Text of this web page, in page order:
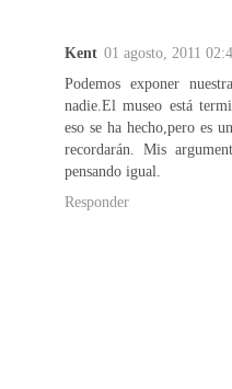
Kent 01 agosto, 2011
Podemos exponer
nadie.El museo está
eso se ha hecho,pero es
recordarán. Mis
pensando igual.
Responder